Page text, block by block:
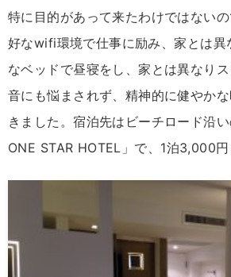
特に目的があって来たわけではない
好なwifi環境で仕事に励み、家とは異
なベッドで昼寝をし、家とは異なり
音にも悩まされず、精神的に健やか
きました。宿泊先はビーチロード沿
ONE STAR HOTEL」で、1泊3,000円